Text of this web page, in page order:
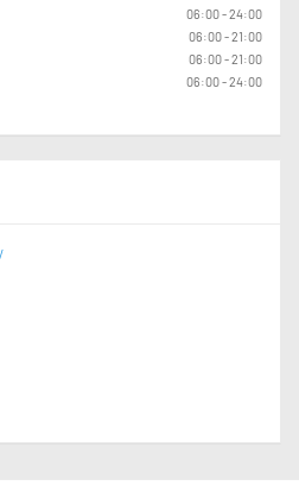
06:00 - 24:00
06:00 - 21:00
06:00 - 21:00
06:00 - 24:00